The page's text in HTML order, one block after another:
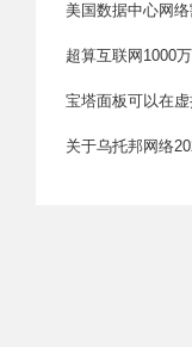
美国数据中心网
超算互联网1000
宝塔面板可以在
关于乌托邦网络